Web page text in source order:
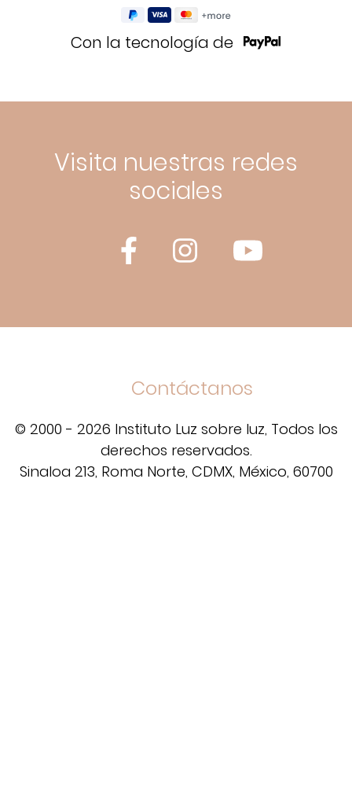
Con la tecnología de
Visita nuestras redes
sociales
Contáctanos
© 2000 - 2026 Instituto Luz sobre luz, Todos los
derechos reservados.
Sinaloa 213, Roma Norte, CDMX, México, 60700